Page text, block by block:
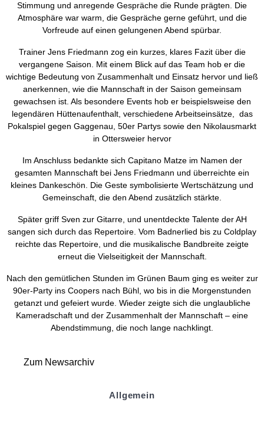
Stimmung und anregende Gespräche die Runde prägten. Die
Atmosphäre war warm, die Gespräche gerne geführt, und die
Vorfreude auf einen gelungenen Abend spürbar.
Trainer Jens Friedmann zog ein kurzes, klares Fazit über die
vergangene Saison. Mit einem Blick auf das Team hob er die
wichtige Bedeutung von Zusammenhalt und Einsatz hervor und ließ
anerkennen, wie die Mannschaft in der Saison gemeinsam
gewachsen ist. Als besondere Events hob er beispielsweise den
legendären Hüttenaufenthalt, verschiedene Arbeitseinsätze, das
Pokalspiel gegen Gaggenau, 50er Partys sowie den Nikolausmarkt
in Ottersweier hervor
Im Anschluss bedankte sich Capitano Matze im Namen der
gesamten Mannschaft bei Jens Friedmann und überreichte ein
kleines Dankeschön. Die Geste symbolisierte Wertschätzung und
Gemeinschaft, die den Abend zusätzlich stärkte.
Später griff Sven zur Gitarre, und unentdeckte Talente der AH
sangen sich durch das Repertoire. Vom Badnerlied bis zu Coldplay
reichte das Repertoire, und die musikalische Bandbreite zeigte
erneut die Vielseitigkeit der Mannschaft.
Nach den gemütlichen Stunden im Grünen Baum ging es weiter zur
90er-Party ins Coopers nach Bühl, wo bis in die Morgenstunden
getanzt und gefeiert wurde. Wieder zeigte sich die unglaubliche
Kameradschaft und der Zusammenhalt der Mannschaft – eine
Abendstimmung, die noch lange nachklingt.
Zum Newsarchiv
Allgemein